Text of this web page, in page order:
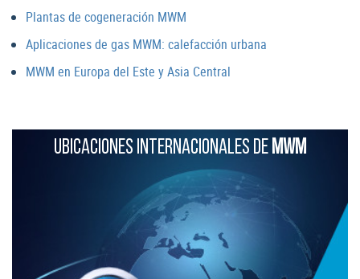
Plantas de cogeneración MWM
Aplicaciones de gas MWM: calefacción urbana
MWM en Europa del Este y Asia Central
UBICACIONES INTERNACIONALES DEMWM